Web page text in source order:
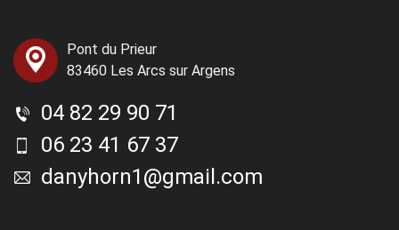
Pont du Prieur
83460 Les Arcs sur Argens
04 82 29 90 71
06 23 41 67 37
danyhorn1@gmail.com